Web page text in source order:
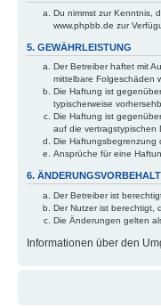
Du nimmst zur Kenntnis,
www.phpbb.de zur
5. GEWÄHRLEISTUNG
Der Betreiber haftet mit
mittelbare Folgeschäden
Die Haftung ist
typischerweise
Die Haftung ist
auf die vertragstypischen
Die Haftungsbegrenzung
Ansprüche für eine
6. ÄNDERUNGSVORBEHALT
Der Betreiber ist
Der Nutzer ist berechtigt,
Die Änderungen gelten
Informationen über den